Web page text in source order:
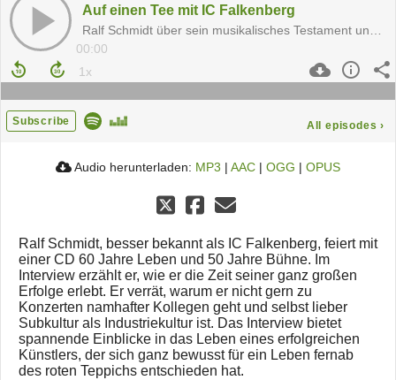
Auf einen Tee mit IC Falkenberg
00:00
Subscribe All episodes ›
Audio herunterladen: MP3 | AAC | OGG | OPUS
Ralf Schmidt, besser bekannt als IC Falkenberg, feiert mit
einer CD 60 Jahre Leben und 50 Jahre Bühne. Im
Interview erzählt er, wie er die Zeit seiner ganz großen
Erfolge erlebt. Er verrät, warum er nicht gern zu
Konzerten namhafter Kollegen geht und selbst lieber
Subkultur als Industriekultur ist. Das Interview bietet
spannende Einblicke in das Leben eines erfolgreichen
Künstlers, der sich ganz bewusst für ein Leben fernab
des roten Teppichs entschieden hat.